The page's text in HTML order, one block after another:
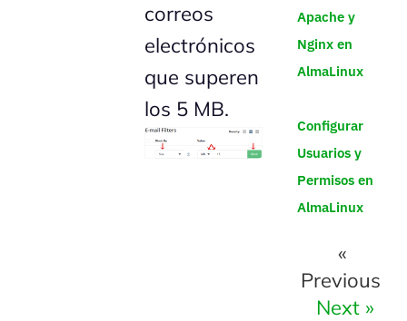
correos
electrónicos
que superen
los 5 MB.
Apache y
Nginx en
AlmaLinux
Configurar
Usuarios y
Permisos en
AlmaLinux
«
Previous
Next »